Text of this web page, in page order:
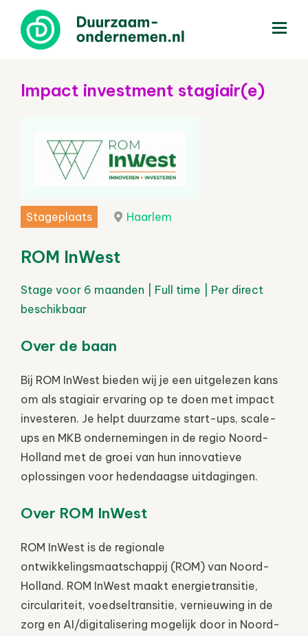
Impact investment stagiair(e)
Stageplaats Haarlem
ROM InWest
Stage voor 6 maanden | Full time | Per direct
beschikbaar
Over de baan
Bij ROM InWest bieden wij je een uitgelezen kans
om als stagiair ervaring op te doen met impact
investeren. Je helpt duurzame start-ups, scale-
ups en MKB ondernemingen in de regio Noord-
Holland met de groei van hun innovatieve
oplossingen voor hedendaagse uitdagingen.
Over ROM InWest
ROM InWest is de regionale
ontwikkelingsmaatschappij (ROM) van Noord-
Holland. ROM InWest maakt energietransitie,
circulariteit, voedseltransitie, vernieuwing in de
zorg en AI/digitalisering mogelijk door in Noord-